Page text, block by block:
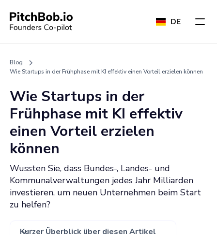
DE
Blog
Wie Startups in der Frühphase mit KI effektiv einen Vorteil erzielen können
Wie Startups in der
Frühphase mit KI effektiv
einen Vorteil erzielen
können
Wussten Sie, dass Bundes-, Landes- und
Kommunalverwaltungen jedes Jahr Milliarden
investieren, um neuen Unternehmen beim Start
zu helfen?
Kurzer Überblick über diesen Artikel